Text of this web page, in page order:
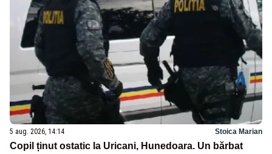
5 aug. 2026, 14:14 Stoica Marian
Copil ținut ostatic la Uricani, Hunedoara. Un bărbat